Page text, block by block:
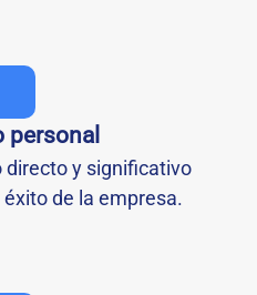
personal
y significativo
de la empresa.